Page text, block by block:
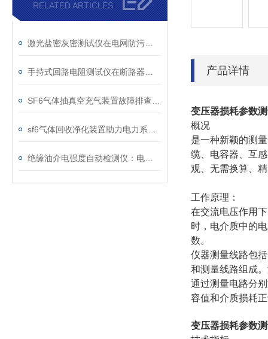
RELATED ARTICLES
产品详情
变压器损耗参数
概况
是一种新颖的测
缆、电容器、互
观、无需换算、
工作原理：
在交流电压作用
时，电介质中的
数。
仪器测量线路包
和测量线路组成
通过测量电路分
容值和介质损耗
变压器损耗参数